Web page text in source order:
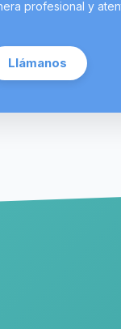
profesional y
Llámanos